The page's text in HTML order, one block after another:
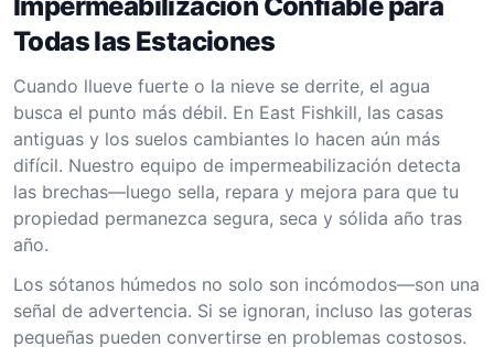
Todas las Estaciones
Cuando llueve fuerte o la nieve se derrite, el agua
busca el punto más débil. En East Fishkill, las casas
antiguas y los suelos cambiantes lo hacen aún más
difícil. Nuestro equipo de impermeabilización detecta
las brechas—luego sella, repara y mejora para que tu
propiedad permanezca segura, seca y sólida año tras
año.
Los sótanos húmedos no solo son incómodos—son una
señal de advertencia. Si se ignoran, incluso las goteras
pequeñas pueden convertirse en problemas costosos.